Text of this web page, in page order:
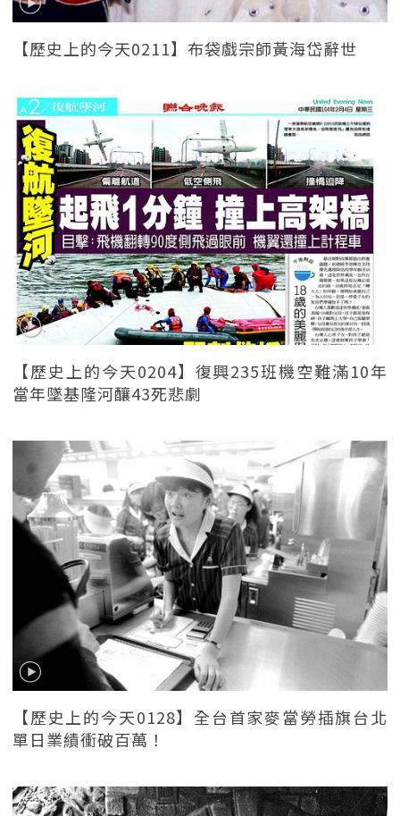
【歷史上的今天0211】布袋戲宗師黃海岱辭世
【歷史上的今天0204】復興235班機空難滿10年
當年墜基隆河釀43死悲劇
【歷史上的今天0128】全台首家麥當勞插旗台北
單日業績衝破百萬！